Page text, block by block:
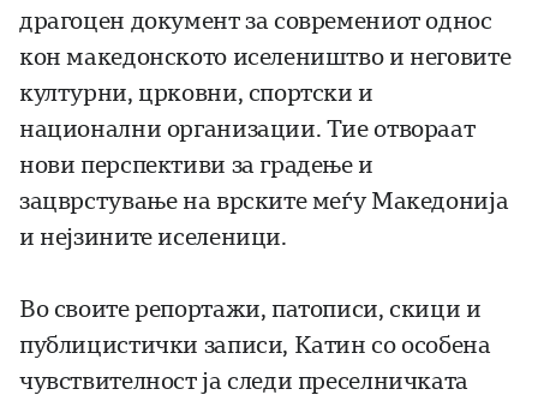
драгоцен документ за современиот однос
кон македонското иселеништво и неговите
културни, црковни, спортски и
национални организации. Тие отвораат
нови перспективи за градење и
зацврстување на врските меѓу Македонија
и нејзините иселеници.
Во своите репортажи, патописи, скици и
публицистички записи, Катин со особена
чувствителност ја следи преселничката